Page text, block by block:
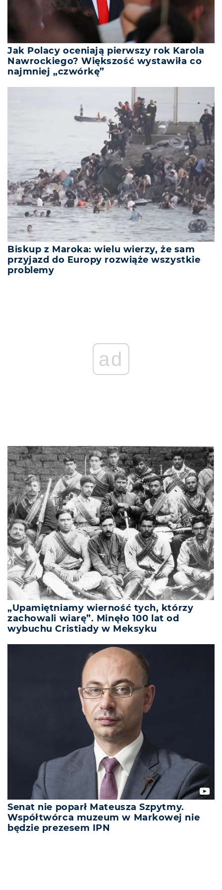
Jak Polacy oceniają pierwszy rok Karola
Nawrockiego? Większość wystawiła co
najmniej „czwórkę”
Biskup z Maroka: wielu wierzy, że sam
przyjazd do Europy rozwiąże wszystkie
problemy
„Upamiętniamy wierność tych, którzy
zachowali wiarę”. Minęło 100 lat od
wybuchu Cristiady w Meksyku
Senat nie poparł Mateusza Szpytmy.
Współtwórca muzeum w Markowej nie
będzie prezesem IPN